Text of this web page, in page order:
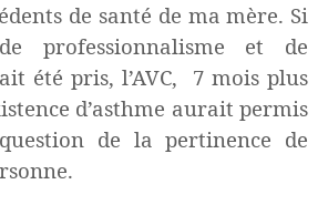
de santé de ma mère. Si
professionnalisme et de
été pris, l’AVC,
7 mois plus
d’asthme aurait permis
de la pertinence de